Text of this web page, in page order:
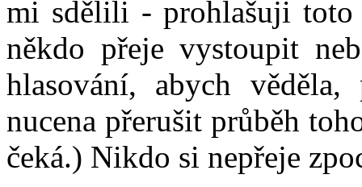
mi sdělili - prohlašuji toto
někdo přeje vystoupit
hlasování, abych
nucena přerušit průběh
čeká.) Nikdo si nepřeje